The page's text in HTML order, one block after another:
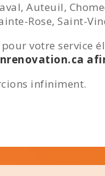
Auteuil,
Rose, Saint-
votre service
infiniment.